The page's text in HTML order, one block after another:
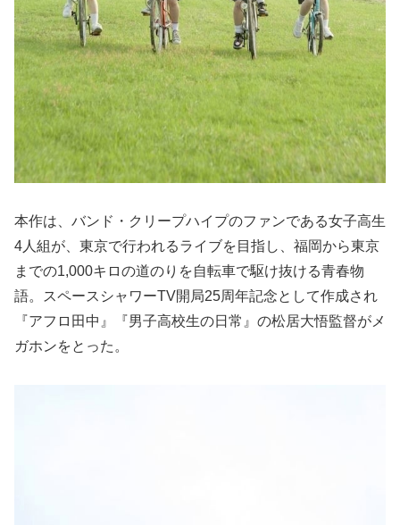
本作は、バンド・クリープハイプのファンである女子高生
4人組が、東京で行われるライブを目指し、福岡から東京
までの1,000キロの道のりを自転車で駆け抜ける青春物
語。スペースシャワーTV開局25周年記念として作成され
『アフロ田中』『男子高校生の日常』の松居大悟監督がメ
ガホンをとった。